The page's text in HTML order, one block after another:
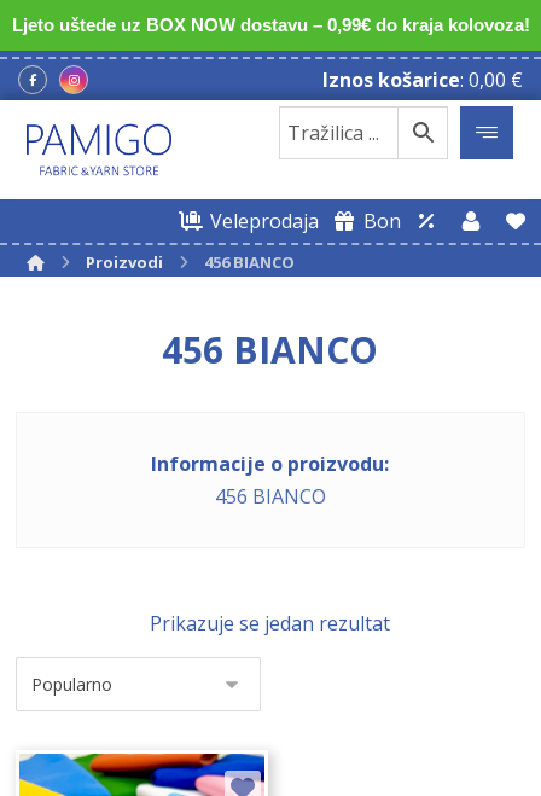
Ljeto uštede uz BOX NOW dostavu – 0,99€ do kraja kolovoza!
Iznos košarice: 0,00 €
Veleprodaja Bon
Proizvodi 456 BIANCO
456 BIANCO
Informacije o proizvodu:
456 BIANCO
Prikazuje se jedan rezultat